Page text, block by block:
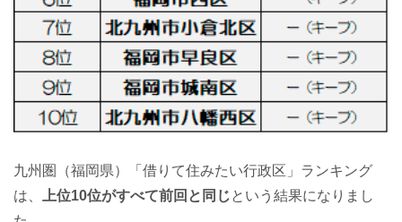
九州圏（福岡県）「借りて住みたい行政区」ランキング
は、
上位10位がすべて前回と同じという結果になりまし